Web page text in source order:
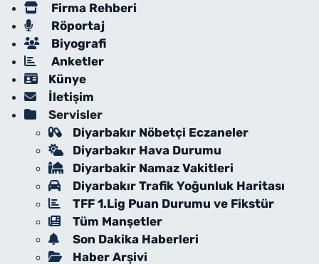
Firma Rehberi
Röportaj
Biyografi
Anketler
Künye
İletişim
Servisler
Diyarbakır Nöbetçi Eczaneler
Diyarbakır Hava Durumu
Diyarbakir Namaz Vakitleri
Diyarbakır Trafik Yoğunluk Haritası
TFF 1.Lig Puan Durumu ve Fikstür
Tüm Manşetler
Son Dakika Haberleri
Haber Arşivi